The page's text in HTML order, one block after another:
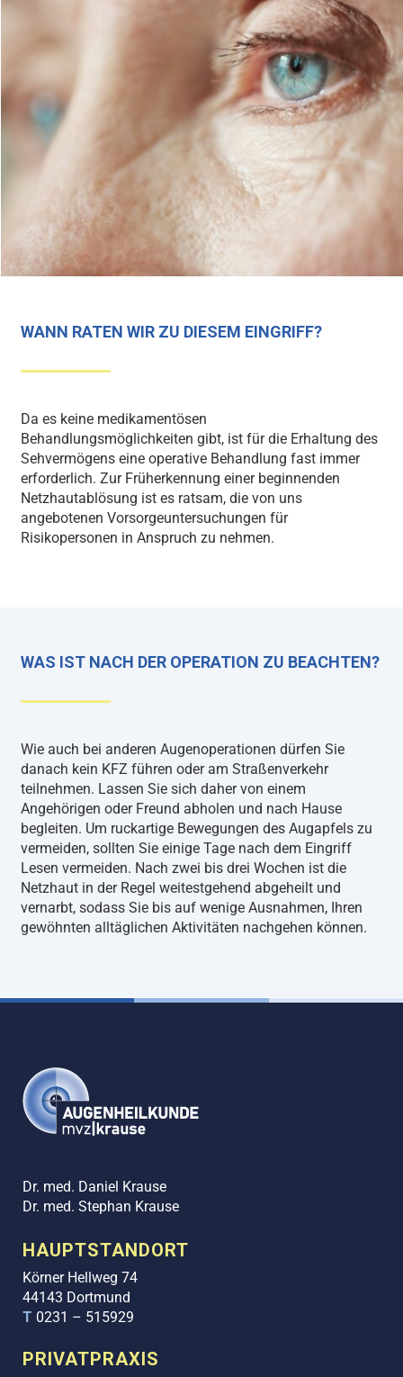
WANN RATEN WIR ZU DIESEM EINGRIFF?
Da es keine medikamentösen
Behandlungsmöglichkeiten gibt, ist für die Erhaltung des
Sehvermögens eine operative Behandlung fast immer
erforderlich. Zur Früherkennung einer beginnenden
Netzhautablösung ist es ratsam, die von uns
angebotenen Vorsorgeuntersuchungen für
Risikopersonen in Anspruch zu nehmen.
WAS IST NACH DER OPERATION ZU BEACHTEN?
Wie auch bei anderen Augenoperationen dürfen Sie
danach kein KFZ führen oder am Straßenverkehr
teilnehmen. Lassen Sie sich daher von einem
Angehörigen oder Freund abholen und nach Hause
begleiten. Um ruckartige Bewegungen des Augapfels zu
vermeiden, sollten Sie einige Tage nach dem Eingriff
Lesen vermeiden. Nach zwei bis drei Wochen ist die
Netzhaut in der Regel weitestgehend abgeheilt und
vernarbt, sodass Sie bis auf wenige Ausnahmen, Ihren
gewöhnten alltäglichen Aktivitäten nachgehen können.
Dr. med. Daniel Krause
Dr. med. Stephan Krause
HAUPTSTANDORT
Körner Hellweg 74
44143 Dortmund
T 0231 – 515929
PRIVATPRAXIS